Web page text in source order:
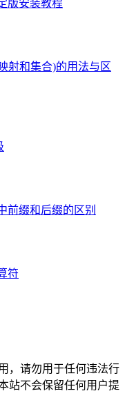
版安装教程
射和集合)的用法与区
前缀和后缀的区别
符
，请勿用于任何违法行
站不会保留任何用户提